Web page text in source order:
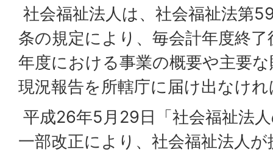
社会福祉法人は、社会福祉法第
条の規定により、毎会計年度終
年度における事業の概要や主要
現況報告を所轄庁に届け出なけ
平成26年5月29日「社会福祉法
一部改正により、社会福祉法人